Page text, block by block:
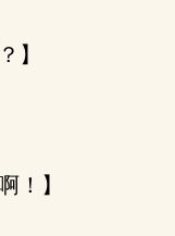
】
！】